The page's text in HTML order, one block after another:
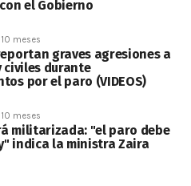
el Gobierno
meses
graves agresiones a
civiles durante
por el paro (VIDEOS)
meses
militarizada: "el paro debe
indica la ministra Zaira